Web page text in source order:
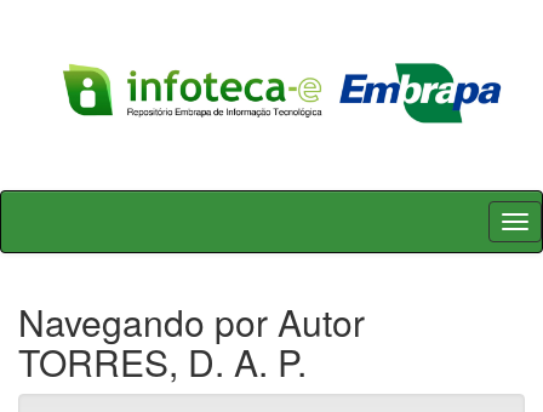
Skip
Navegando por Autor
TORRES, D. A. P.